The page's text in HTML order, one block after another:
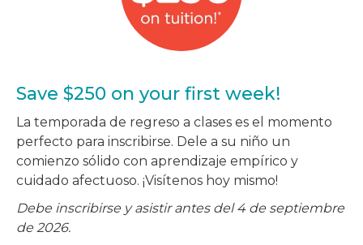
Save $250 on your first week!
La temporada de regreso a clases es el momento
perfecto para inscribirse. Dele a su niño un
comienzo sólido con aprendizaje empírico y
cuidado afectuoso. ¡Visítenos hoy mismo!
Debe inscribirse y asistir antes del 4 de septiembre
de 2026.